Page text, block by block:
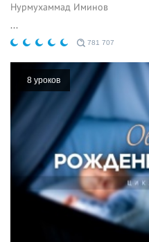
Нурмухаммад Иминов
...
781 707
8 уроков